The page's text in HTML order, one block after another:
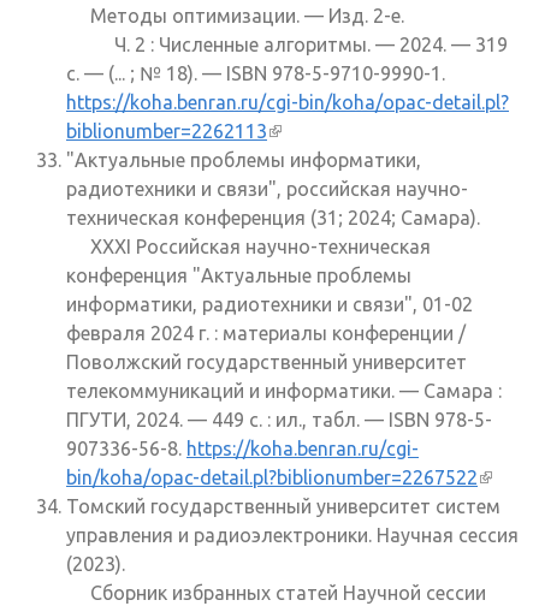
Методы оптимизации. — Изд. 2-е.
Ч. 2 : Численные алгоритмы. — 2024. — 319
с. — (... ; № 18). — ISBN 978-5-9710-9990-1.
https://koha.benran.ru/cgi-bin/koha/opac-detail.pl?
biblionumber=2262113(внешняя ссылка)
"Актуальные проблемы информатики,
радиотехники и связи", российская научно-
техническая конференция (31; 2024; Самара).
XXXI Российская научно-техническая
конференция "Актуальные проблемы
информатики, радиотехники и связи", 01-02
февраля 2024 г. : материалы конференции /
Поволжский государственный университет
телекоммуникаций и информатики. — Самара :
ПГУТИ, 2024. — 449 с. : ил., табл. — ISBN 978-5-
907336-56-8. https://koha.benran.ru/cgi-
bin/koha/opac-detail.pl?biblionumber=2267522
Томский государственный университет систем
управления и радиоэлектроники. Научная сессия
(2023).
Сборник избранных статей Научной сессии